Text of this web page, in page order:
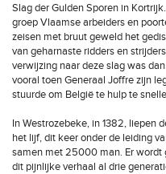
Slag der Gulden Sporen in
groep Vlaamse arbeiders en
zeisen met bruut geweld het
van geharnaste ridders en
verwijzing naar deze slag was
vooral toen Generaal Joffre zijn
stuurde om België te hulp te
In Westrozebeke, in 1382, liepen
het lijf, dit keer onder de leiding
samen met 25000 man. Er wordt
dit pijnlijke verhaal al drie